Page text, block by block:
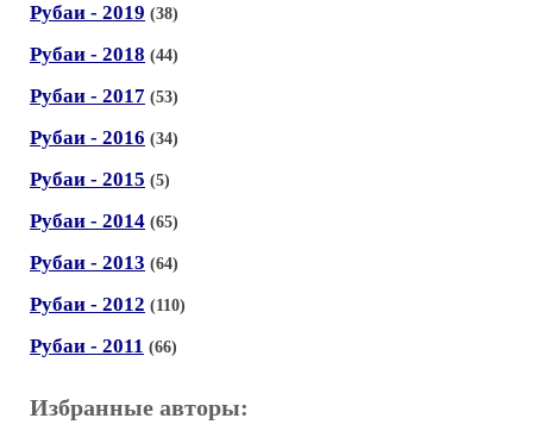
Рубаи - 2019 (38)
Рубаи - 2018 (44)
Рубаи - 2017 (53)
Рубаи - 2016 (34)
Рубаи - 2015 (5)
Рубаи - 2014 (65)
Рубаи - 2013 (64)
Рубаи - 2012 (110)
Рубаи - 2011 (66)
Избранные авторы: